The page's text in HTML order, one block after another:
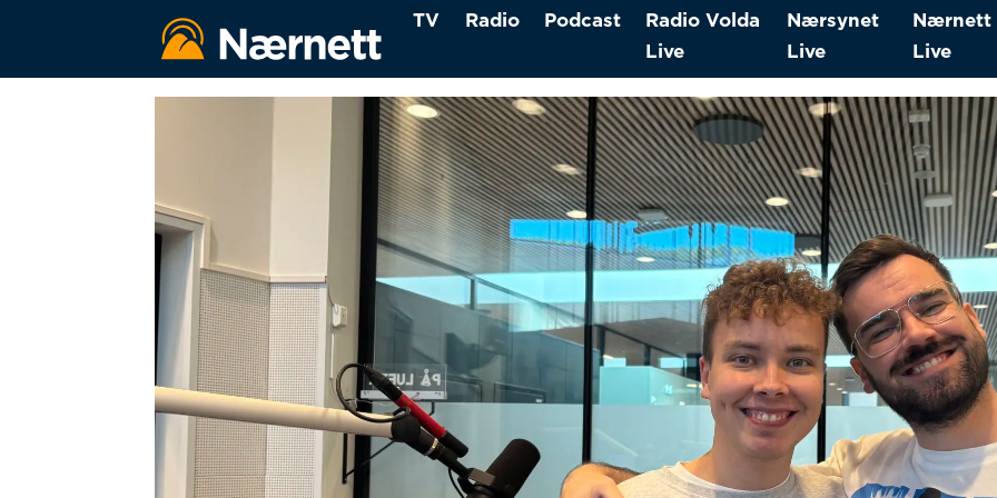
TV Radio Podcast
Radio Volda
Live
Nærsynet
Live
Nærnett
Live